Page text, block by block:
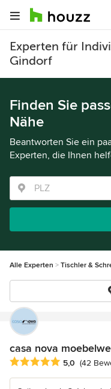
Experten für
Gindorf
Finden Sie
Nähe
Beantworten Sie ein
Experten, die Ihnen
Alle Experten Tischler &
casa nova
Durchschnittliche
5,0 (42